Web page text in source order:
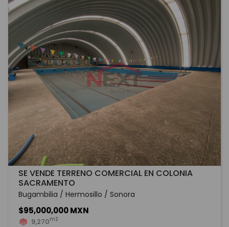
SE VENDE TERRENO COMERCIAL EN COLONIA
SACRAMENTO
Bugambilia / Hermosillo / Sonora
$95,000,000 MXN
9,270m2